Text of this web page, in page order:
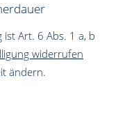
Art. 6 Abs. 1 a, b
widerrufen
ändern.